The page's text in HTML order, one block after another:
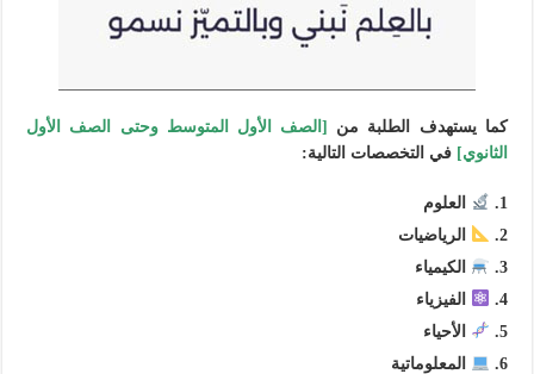
كما يستهدف الطلبة من
[الصف الأول المتوسط وحتى الصف الأول
الثانوي] في التخصصات التالية:
العلوم
الرياضيات
الكيمياء
الفيزياء
الأحياء
المعلوماتية